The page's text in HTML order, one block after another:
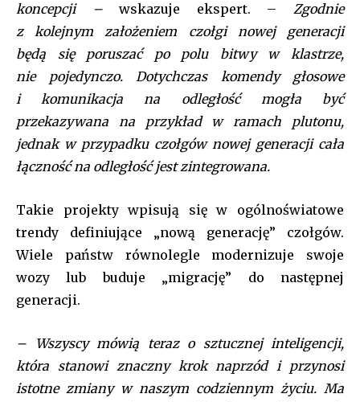
koncepcji –wskazuje ekspert. – Zgodnie
z kolejnym założeniem czołgi nowej generacji
będą się poruszać po polu bitwy w klastrze,
nie pojedynczo. Dotychczas komendy głosowe
i komunikacja na odległość mogła być
przekazywana na przykład w ramach plutonu,
jednak w przypadku czołgów nowej generacji cała
łączność na odległość jest zintegrowana.
Takie projekty wpisują się w ogólnoświatowe
trendy definiujące „nową generację” czołgów.
Wiele państw równolegle modernizuje swoje
wozy lub buduje „migrację” do następnej
generacji.
– Wszyscy mówią teraz o sztucznej inteligencji,
która stanowi znaczny krok naprzód i przynosi
istotne zmiany w naszym codziennym życiu. Ma